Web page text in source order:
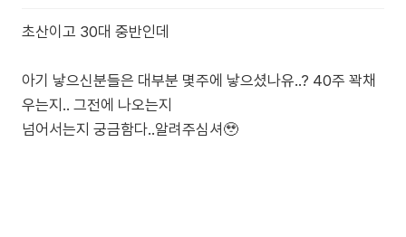
초산이고 30대 중반인데
아기 낳으신분들은 대부분 몇주에 낳으셨나유..? 40주 꽉채
우는지.. 그전에 나오는지
넘어서는지 궁금함다..알려주심셔🥹